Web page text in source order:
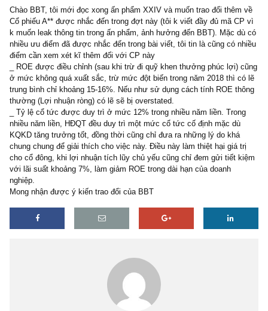
1 reply 14/07/2019
Chào BBT, tôi mới đọc xong ấn phẩm XXIV và muốn trao đổi
Cổ phiếu A** được nhắc đến trong đợt này (tôi k viết đầy đủ mã
k muốn leak thông tin trong ấn phẩm, ảnh hưởng đến BBT). Mặc
nhiều ưu điểm đã được nhắc đến trong bài viết, tôi tin là cũng có
điểm cần xem xét kĩ thêm đối với CP này
_ ROE được điều chỉnh (sau khi trừ đi quỹ khen thưởng phúc lợi)
ở mức không quá xuất sắc, trừ mức đột biến trong năm 2018 thì
trung bình chỉ khoảng 15-16%. Nếu như sử dụng cách tính ROE
thường (Lợi nhuận ròng) có lẽ sẽ bị overstated.
_ Tỷ lệ cổ tức được duy trì ở mức 12% trong nhiều năm liền.
nhiều năm liền, HĐQT đều duy trì một mức cổ tức cố định mặc dù
KQKD tăng trưởng tốt, đồng thời cũng chỉ đưa ra những lý do khá
chung chung để giải thích cho việc này. Điều này làm thiệt hại giá
cho cổ đông, khi lợi nhuận tích lũy chủ yếu cũng chỉ đem gửi tiết
với lãi suất khoảng 7%, làm giảm ROE trong dài hạn của doanh
nghiệp.